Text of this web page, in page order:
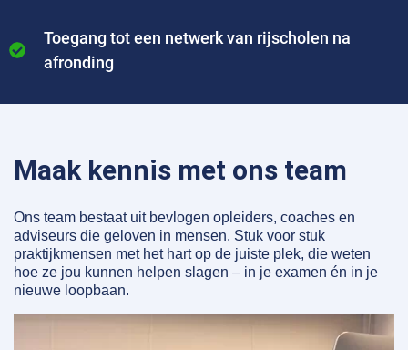
Toegang tot een netwerk van rijscholen na
afronding
Maak kennis met ons team
Ons team bestaat uit bevlogen opleiders, coaches en
adviseurs die geloven in mensen. Stuk voor stuk
praktijkmensen met het hart op de juiste plek, die weten
hoe ze jou kunnen helpen slagen – in je examen én in je
nieuwe loopbaan.